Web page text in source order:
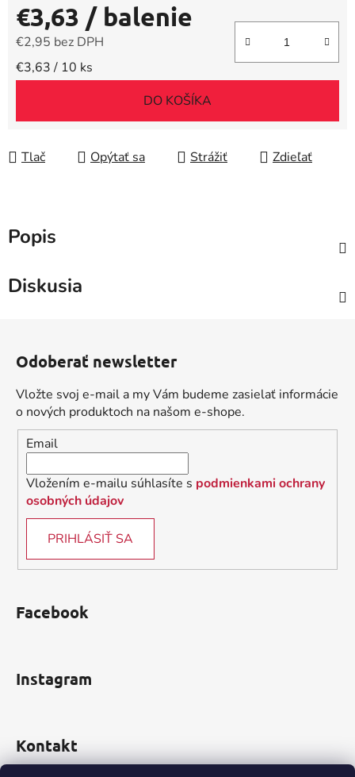
€3,63 / balenie
€2,95 bez DPH
Jednotková cena:
€3,63 / 10 ks
DO KOŠÍKA
Tlač Opýtať sa Strážiť Zdieľať
Popis
Diskusia
Odoberať newsletter
Vložte svoj e-mail a my Vám budeme zasielať informácie
o nových produktoch na našom e-shope.
Email
Vložením e-mailu súhlasíte s podmienkami ochrany
osobných údajov
PRIHLÁSIŤ SA
Facebook
Instagram
Kontakt